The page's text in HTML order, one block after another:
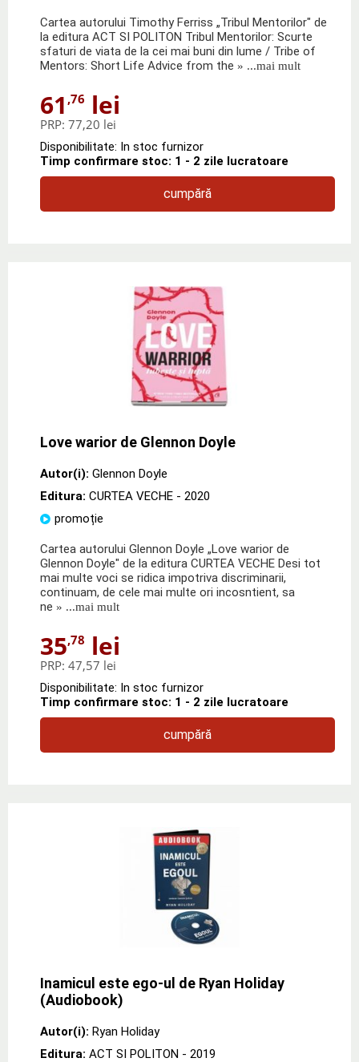
Cartea autorului Timothy Ferriss „Tribul Mentorilor" de
la editura ACT SI POLITON Tribul Mentorilor: Scurte
sfaturi de viata de la cei mai buni din lume / Tribe of
Mentors: Short Life Advice from the » ...mai mult
61 ,76 lei
PRP: 77,20 lei
Disponibilitate: In stoc furnizor
Timp confirmare stoc: 1 - 2 zile lucratoare
cumpără
Love warior de Glennon Doyle
Autor(i): Glennon Doyle
Editura: CURTEA VECHE - 2020
promoție
Cartea autorului Glennon Doyle „Love warior de
Glennon Doyle" de la editura CURTEA VECHE Desi tot
mai multe voci se ridica impotriva discriminarii,
continuam, de cele mai multe ori incosntient, sa
ne » ...mai mult
35,78 lei
PRP: 47,57 lei
Disponibilitate: In stoc furnizor
Timp confirmare stoc: 1 - 2 zile lucratoare
cumpără
Inamicul este ego-ul de Ryan Holiday
(Audiobook)
Autor(i): Ryan Holiday
Editura: ACT SI POLITON - 2019